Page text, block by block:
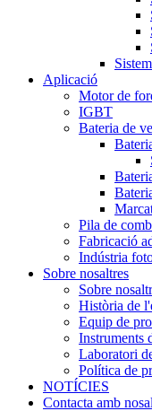
Aplicació
Motor de
IGBT
Bateria de
Pila de
Fabricació
Indústria
Sobre nosaltres
Sobre
Història de
Equip de
Instruments
Laboratori
Política de
NOTÍCIES
Contacta amb